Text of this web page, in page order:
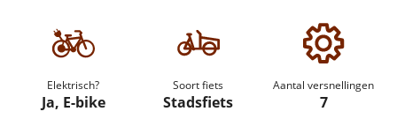
Elektrisch?
Ja, E-bike
Soort fiets
Stadsfiets
Aantal versnellingen
7